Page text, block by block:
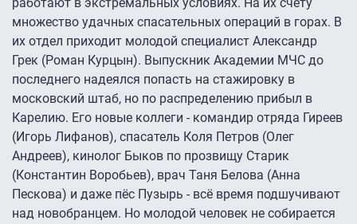
работают в экстремальных условиях. На их счету
множество удачных спасательных операций в горах. В
их отдел приходит молодой специалист Александр
Грек (Роман Курцын). Выпускник Академии МЧС до
последнего надеялся попасть на стажировку в
московский штаб, но по распределению прибыл в
Карелию. Его новые коллеги - командир отряда Гиреев
(Игорь Лифанов), спасатель Коля Петров (Олег
Андреев), кинолог Быков по прозвищу Старик
(Константин Воробьев), врач Таня Белова (Анна
Пескова) и даже пёс Пузырь - всё время подшучивают
над новобранцем. Но молодой человек не собирается